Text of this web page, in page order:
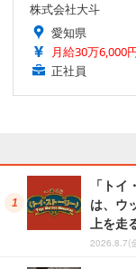
株式会社大斗
愛知県
月給30万6,000
正社員
「ト
は、ウ
上を走
2026.8.7(